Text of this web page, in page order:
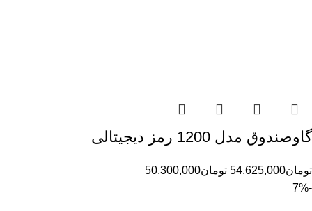
گاوصندوق مدل 1200 رمز دیجیتالی
تومان54,625,000 تومان50,300,000
-7%